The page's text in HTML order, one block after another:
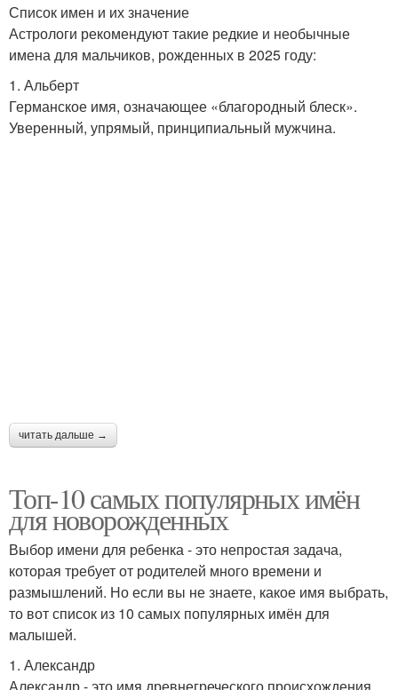
Список имен и их значение
Астрологи рекомендуют такие редкие и необычные
имена для мальчиков, рожденных в 2025 году:
1. Альберт
Германское имя, означающее «благородный блеск».
Уверенный, упрямый, принципиальный мужчина.
читать дальше →
Топ-10 самых популярных имён
для новорожденных
Выбор имени для ребенка - это непростая задача,
которая требует от родителей много времени и
размышлений. Но если вы не знаете, какое имя выбрать,
то вот список из 10 самых популярных имён для
малышей.
1. Александр
Александр - это имя древнегреческого происхождения,